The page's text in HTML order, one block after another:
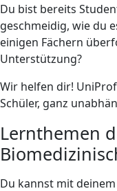
Du bist bereits
geschmeidig, wie du
einigen Fächern
Unterstützung?
Wir helfen dir!
Schüler, ganz
Lernthemen
Du kannst mit